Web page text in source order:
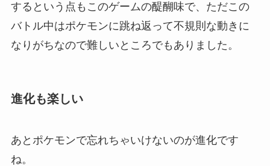
するという点もこのゲームの醍醐味で、ただこの
バトル中はポケモンに跳ね返って不規則な動きに
なりがちなので難しいところでもありました。
進化も楽しい
あとポケモンで忘れちゃいけないのが進化です
ね。